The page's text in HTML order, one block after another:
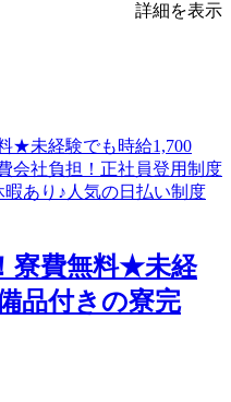
詳細を表示
寮費無料★未経
品付きの寮完